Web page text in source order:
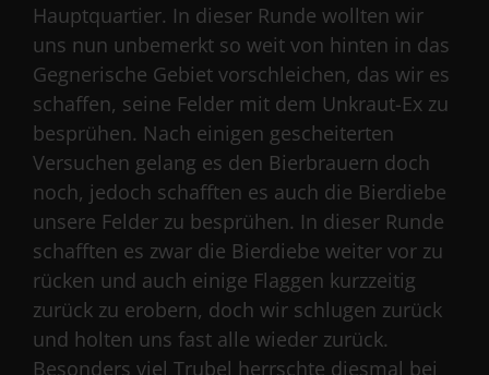
Hauptquartier. In dieser Runde wollten wir
uns nun unbemerkt so weit von hinten in das
Gegnerische Gebiet vorschleichen, das wir es
schaffen, seine Felder mit dem Unkraut-Ex zu
besprühen. Nach einigen gescheiterten
Versuchen gelang es den Bierbrauern doch
noch, jedoch schafften es auch die Bierdiebe
unsere Felder zu besprühen. In dieser Runde
schafften es zwar die Bierdiebe weiter vor zu
rücken und auch einige Flaggen kurzzeitig
zurück zu erobern, doch wir schlugen zurück
und holten uns fast alle wieder zurück.
Besonders viel Trubel herrschte diesmal bei